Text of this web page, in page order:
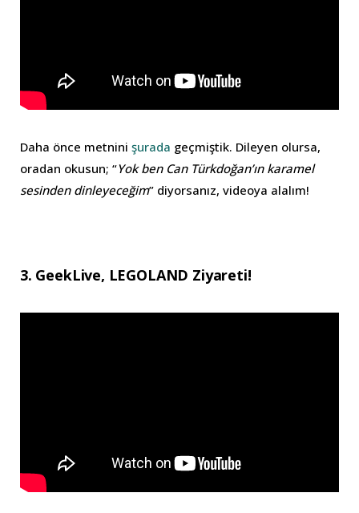
Daha önce metnini şurada geçmiştik. Dileyen olursa,
oradan okusun; “Yok ben Can Türkdoğan’ın karamel
sesinden dinleyeceğim” diyorsanız, videoya alalım!
3. GeekLive, LEGOLAND Ziyareti!